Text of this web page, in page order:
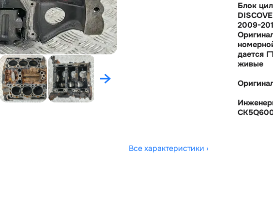
Блок
2009-
дается
живые
Все характеристики ›